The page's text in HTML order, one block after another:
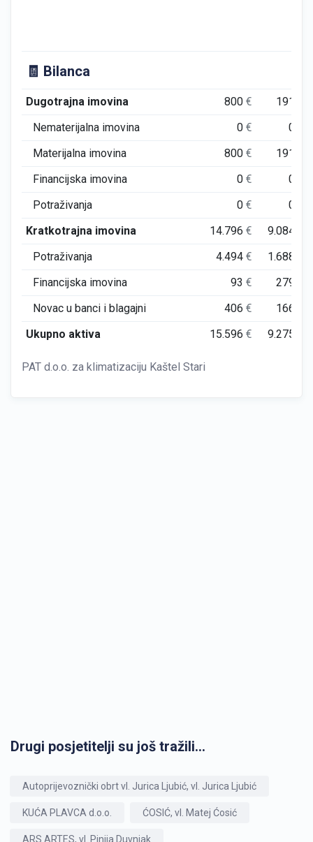
🧾 Bilanca
Dugotrajna imovina 800€ 191
Nematerijalna imovina
0€ 0
Materijalna imovina
800€ 191
Financijska imovina
0€ 0
Potraživanja
0€ 0
Kratkotrajna imovina
14.796€ 9.084
Potraživanja
4.494€ 1.688
Financijska imovina
93€ 279
Novac u banci i blagajni
406€ 166
Ukupno aktiva
15.596€ 9.275
PAT d.o.o. za klimatizaciju Kaštel Stari
Drugi posjetitelji su još tražili...
Autoprijevoznički obrt vl. Jurica Ljubić, vl. Jurica Ljubić
KUĆA PLAVCA d.o.o. ĆOSIĆ, vl. Matej Ćosić
ARS ARTES, vl. Pinija Duvnjak